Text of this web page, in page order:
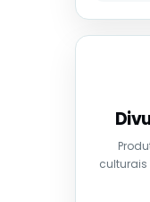
culturais